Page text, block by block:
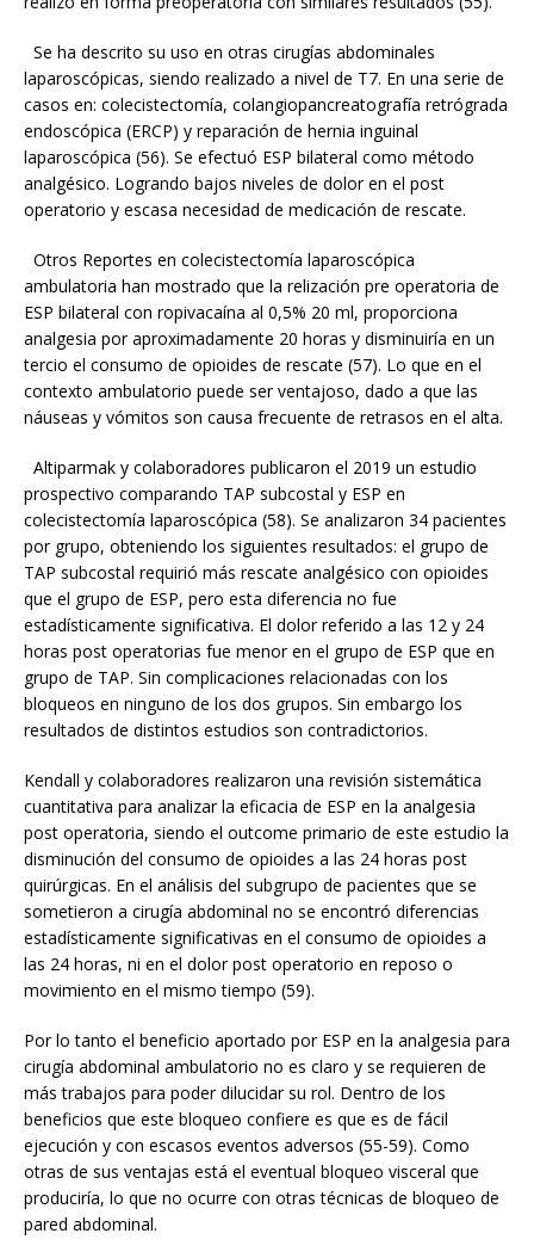
Se ha descrito su uso en otras cirugías abdominales
laparoscópicas, siendo realizado a nivel de T7. En una serie de
casos en: colecistectomía, colangiopancreatografía retrógrada
endoscópica (ERCP) y reparación de hernia inguinal
laparoscópica (56). Se efectuó ESP bilateral como método
analgésico. Logrando bajos niveles de dolor en el post
operatorio y escasa necesidad de medicación de rescate.
Otros Reportes en colecistectomía laparoscópica
ambulatoria han mostrado que la relización pre operatoria de
ESP bilateral con ropivacaína al 0,5% 20 ml, proporciona
analgesia por aproximadamente 20 horas y disminuiría en un
tercio el consumo de opioides de rescate (57). Lo que en el
contexto ambulatorio puede ser ventajoso, dado a que las
náuseas y vómitos son causa frecuente de retrasos en el alta.
Altiparmak y colaboradores publicaron el 2019 un estudio
prospectivo comparando TAP subcostal y ESP en
colecistectomía laparoscópica (58). Se analizaron 34 pacientes
por grupo, obteniendo los siguientes resultados: el grupo de
TAP subcostal requirió más rescate analgésico con opioides
que el grupo de ESP, pero esta diferencia no fue
estadísticamente significativa. El dolor referido a las 12 y 24
horas post operatorias fue menor en el grupo de ESP que en
grupo de TAP. Sin complicaciones relacionadas con los
bloqueos en ninguno de los dos grupos. Sin embargo los
resultados de distintos estudios son contradictorios.
Kendall y colaboradores realizaron una revisión sistemática
cuantitativa para analizar la eficacia de ESP en la analgesia
post operatoria, siendo el outcome primario de este estudio la
disminución del consumo de opioides a las 24 horas post
quirúrgicas. En el análisis del subgrupo de pacientes que se
sometieron a cirugía abdominal no se encontró diferencias
estadísticamente significativas en el consumo de opioides a
las 24 horas, ni en el dolor post operatorio en reposo o
movimiento en el mismo tiempo (59).
Por lo tanto el beneficio aportado por ESP en la analgesia para
cirugía abdominal ambulatorio no es claro y se requieren de
más trabajos para poder dilucidar su rol. Dentro de los
beneficios que este bloqueo confiere es que es de fácil
ejecución y con escasos eventos adversos (55-59). Como
otras de sus ventajas está el eventual bloqueo visceral que
produciría, lo que no ocurre con otras técnicas de bloqueo de
pared abdominal.